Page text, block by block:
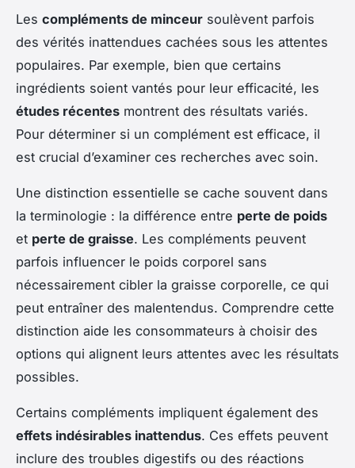
Les compléments de minceur soulèvent parfois
des vérités inattendues cachées sous les attentes
populaires. Par exemple, bien que certains
ingrédients soient vantés pour leur efficacité, les
études récentes montrent des résultats variés.
Pour déterminer si un complément est efficace, il
est crucial d’examiner ces recherches avec soin.
Une distinction essentielle se cache souvent dans
la terminologie : la différence entre perte de poids
et perte de graisse. Les compléments peuvent
parfois influencer le poids corporel sans
nécessairement cibler la graisse corporelle, ce qui
peut entraîner des malentendus. Comprendre cette
distinction aide les consommateurs à choisir des
options qui alignent leurs attentes avec les résultats
possibles.
Certains compléments impliquent également des
effets indésirables inattendus. Ces effets peuvent
inclure des troubles digestifs ou des réactions